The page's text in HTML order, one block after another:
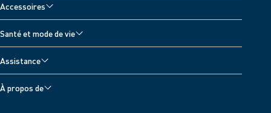
Nébuliseurs et Wheeze Detector
Appareils antidouleur
Balances numériques
Thermomètres
Moniteurs d'activité
Accessoires
Accessoires pour nébuliseurs
Accessoires pour appareils antidouleur
Accessoires pour thermomètres
Santé et mode de vie
Journal de pression artérielle
Assistance
À propos de